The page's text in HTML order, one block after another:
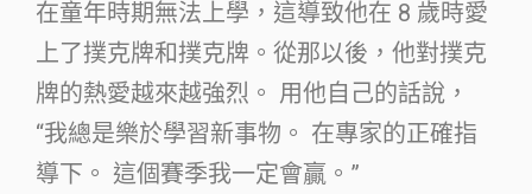
在童年時期無法上學，這導致他在 8 歲時愛
上了撲克牌和撲克牌。從那以後，他對撲克
牌的熱愛越來越強烈。 用他自己的話說，
“我總是樂於學習新事物。 在專家的正確指
導下。 這個賽季我一定會贏。”